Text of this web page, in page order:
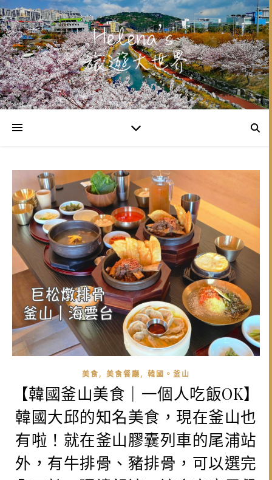
美食, 美食餐廳, 韓國。釜山
【韓國釜山美食｜一個人吃飯OK】
韓國大邱的知名美食，現在釜山也
有啦！就在釜山膠囊列車的尾浦站
外，有牛排骨、豬排骨，可以選完